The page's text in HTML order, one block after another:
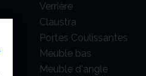
Verrière
Claustra
Portes Coulissantes
Meuble bas
Meuble d'angle